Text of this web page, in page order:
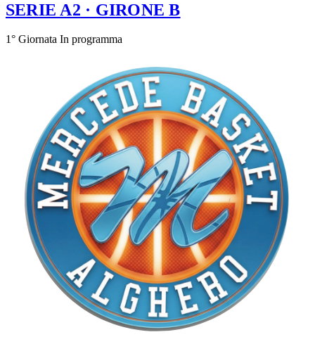
SERIE A2 · GIRONE B
1° Giornata In programma